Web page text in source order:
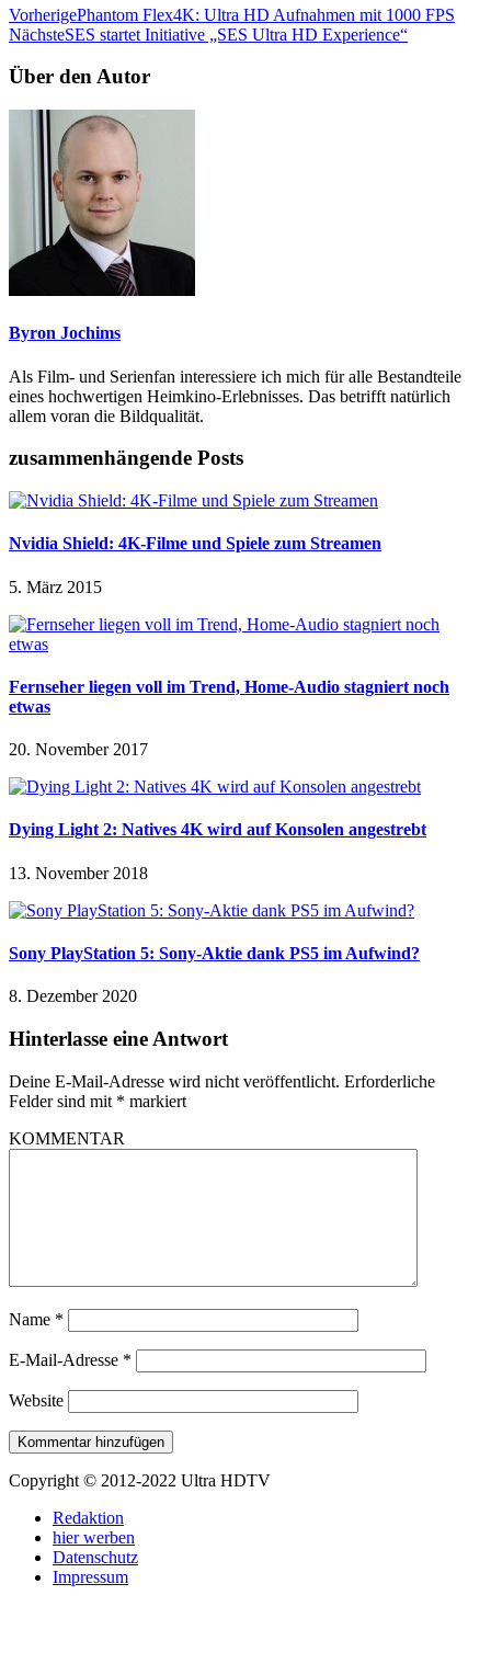
VorherigePhantom Flex4K: Ultra HD Aufnahmen mit 1000 FPS
NächsteSES startet Initiative „SES Ultra HD Experience“
Über den Autor
Byron Jochims
Als Film- und Serienfan interessiere ich mich für alle Bestandteile
eines hochwertigen Heimkino-Erlebnisses. Das betrifft natürlich
allem voran die Bildqualität.
zusammenhängende Posts
Nvidia Shield: 4K-Filme und Spiele zum Streamen
5. März 2015
Fernseher liegen voll im Trend, Home-Audio stagniert noch
etwas
20. November 2017
Dying Light 2: Natives 4K wird auf Konsolen angestrebt
13. November 2018
Sony PlayStation 5: Sony-Aktie dank PS5 im Aufwind?
8. Dezember 2020
Hinterlasse eine Antwort
Deine E-Mail-Adresse wird nicht veröffentlicht. Erforderliche
Felder sind mit * markiert
KOMMENTAR
Name *
E-Mail-Adresse *
Website
Copyright © 2012-2022 Ultra HDTV
Redaktion
hier werben
Datenschutz
Impressum